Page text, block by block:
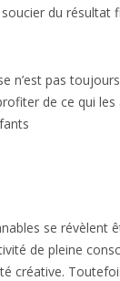
du
n’est pas
de ce qui
se révèlent
de pleine
créative.